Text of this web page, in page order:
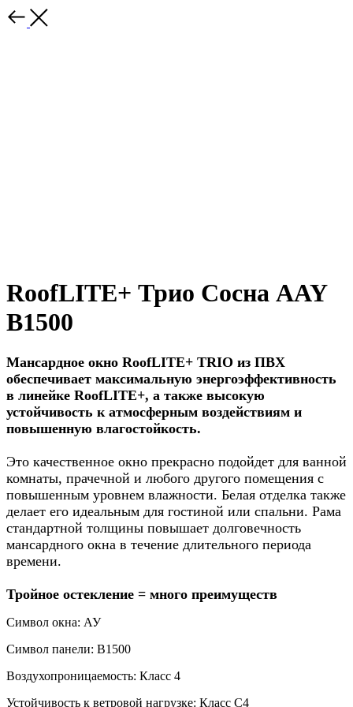
RoofLITE+ Трио Сосна AAY
B1500
Мансардное окно RoofLITE+ TRIO из ПВХ
обеспечивает максимальную энергоэффективность
в линейке RoofLITE+, а также высокую
устойчивость к атмосферным воздействиям и
повышенную влагостойкость.
Это качественное окно прекрасно подойдет для ванной
комнаты, прачечной и любого другого помещения с
повышенным уровнем влажности. Белая отделка также
делает его идеальным для гостиной или спальни. Рама
стандартной толщины повышает долговечность
мансардного окна в течение длительного периода
времени.
Тройное остекление = много преимуществ
Символ окна: АУ
Символ панели: B1500
Воздухопроницаемость: Класс 4
Устойчивость к ветровой нагрузке: Класс С4